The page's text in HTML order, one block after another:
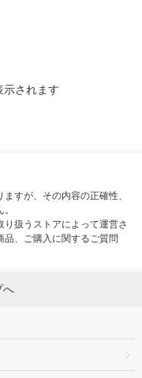
示されます
すが、その内容の正確性、
扱うストアによって運営さ
、ご購入に関するご質問
へ